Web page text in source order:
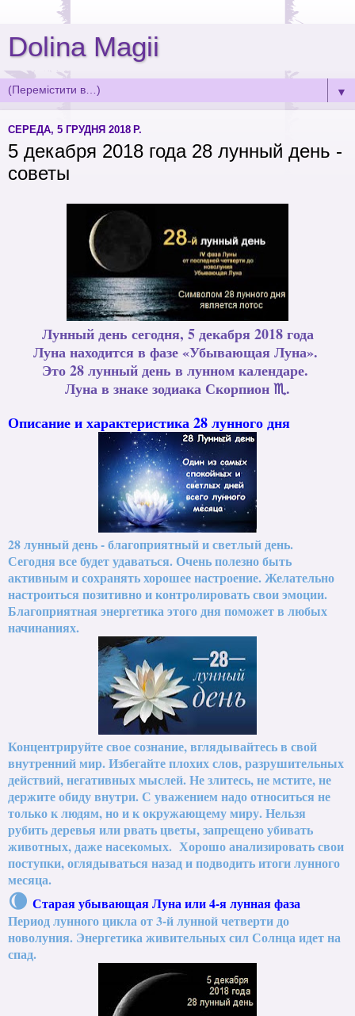
Dolina Magii
▼
СЕРЕДА, 5 ГРУДНЯ 2018 Р.
5 декабря 2018 года 28 лунный день -
советы
Лунный день сегодня, 5 декабря 2018 года
Луна находится в фазе «Убывающая Луна».
Это 28 лунный день в лунном календаре.
Луна в знаке зодиака Скорпион ♏.
Описание и характеристика 28 лунного дня
28 лунный день - благоприятный и светлый день.
Сегодня все будет удаваться. Очень полезно быть
активным и сохранять хорошее настроение. Желательно
настроиться позитивно и контролировать свои эмоции.
Благоприятная энергетика этого дня поможет в любых
начинаниях.
Концентрируйте свое сознание, вглядывайтесь в свой
внутренний мир. Избегайте плохих слов, разрушительных
действий, негативных мыслей. Не злитесь, не мстите, не
держите обиду внутри. С уважением надо относиться не
только к людям, но и к окружающему миру. Нельзя
рубить деревья или рвать цветы, запрещено убивать
животных, даже насекомых. Хорошо анализировать свои
поступки, оглядываться назад и подводить итоги лунного
месяца.
🌘 Старая убывающая Луна или 4-я лунная фаза
Период лунного цикла от 3-й лунной четверти до
новолуния. Энергетика живительных сил Солнца идет на
спад.